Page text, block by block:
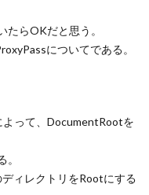
たらOKだと思う。
についてである。
よって、DocumentRootを
ィレクトリをRootにする